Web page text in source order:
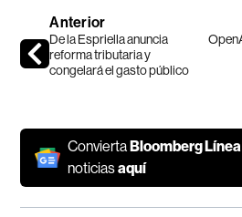
Anterior
De la Espriella anuncia
reforma tributaria y
congelará el gasto público
ConviertaBloomberg Línea
noticiasaquí